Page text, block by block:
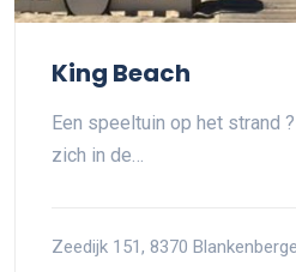
King Beach
Een speeltuin op het strand
zich in de…
Zeedijk 151, 8370 Blankenberge